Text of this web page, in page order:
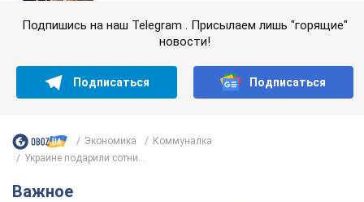
Подпишись на наш Telegram . Присылаем лишь "горящие"
новости!
Подписаться Подписаться
Экономика
Коммуналка
Украине подарили сотни...
Важное